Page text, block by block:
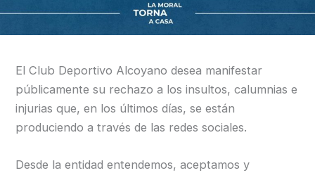
El Club Deportivo Alcoyano desea manifestar
públicamente su rechazo a los insultos, calumnias e
injurias que, en los últimos días, se están
produciendo a través de las redes sociales.
Desde la entidad entendemos, aceptamos y